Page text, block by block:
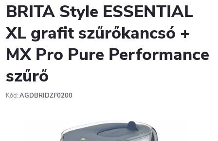
BRITA Style ESSENTIAL
XL grafit szűrőkancsó +
MX Pro Pure Performance
szűrő
Kód: AGDBRIDZF0200